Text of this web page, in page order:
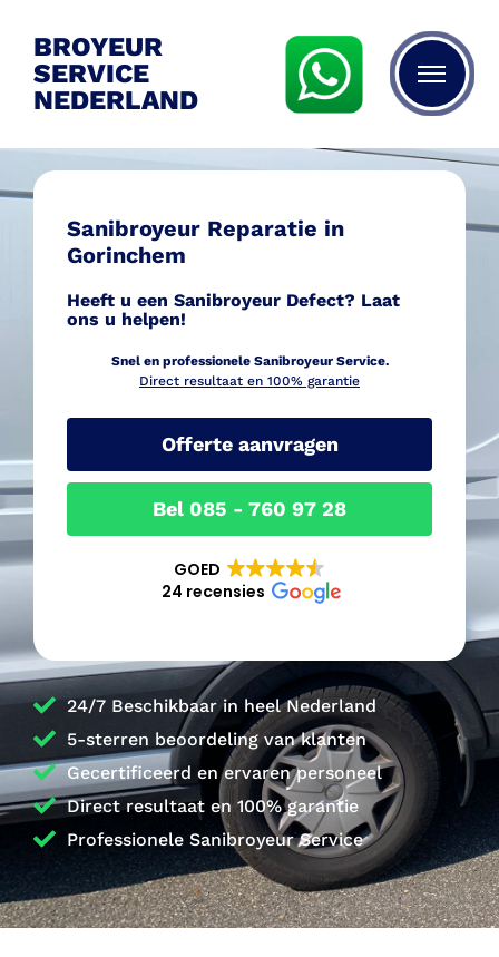
BROYEUR
SERVICE
NEDERLAND
Sanibroyeur Reparatie in
Gorinchem
Heeft u een Sanibroyeur Defect? Laat
ons u helpen!
Snel en professionele Sanibroyeur Service.
Direct resultaat en 100% garantie
Offerte aanvragen
Bel 085 - 760 97 28
GOED
24 recensies
24/7 Beschikbaar in heel Nederland
5-sterren beoordeling van klanten
Gecertificeerd en ervaren personeel
Direct resultaat en 100% garantie
Professionele Sanibroyeur Service